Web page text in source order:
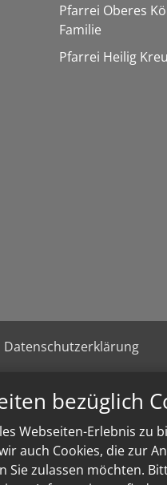
bezüglich
Webseiten-Erlebnis zu
auch Cookies, die zur
Sie zulassen möchten.
Pfarrei Oberes
Familie
Pfarrei Heilig
Datenschutzerklärung